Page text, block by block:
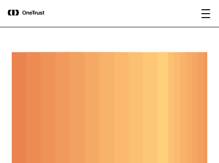
OneTrust nombrada Visionaria en el
Magic Quadrant™ de Gartner® 2026
para plataformas de gobernanza de IA.